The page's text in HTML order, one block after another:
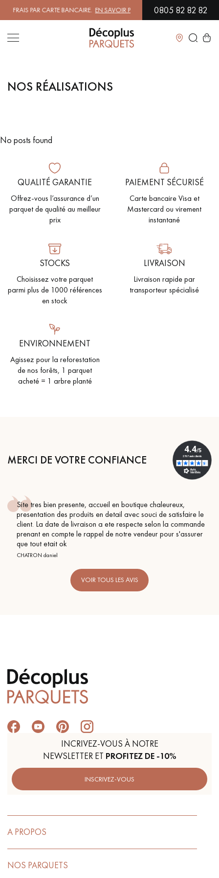
PAR CARTE BANCAIRE. EN SAVOIR PLUS | PROFITEZ DE NOS
0805 82 82 82
Fermer
LES RECHERCHES LES PLUS COURANTES
PARQUET EN BOIS EXOTIQUE PARQUET VERNIS
PARQUET HUILÉ PARQUET EN BOIS BRUT
PARQUET VIEILLI PARQUET FUMÉ
PARQUET LAMES LARGES XXL PARQUET EN CHÊNE
D'INTÉRIEUR
Nos conseillers sont disponibles au
0805 82 82 82
Un expert Décoplus Parquets vous appelle
Demandez un rendez-vous personnalisé
NOS RÉALISATIONS
No posts found
QUALITÉ GARANTIE
Offrez-vous l’assurance d’un
parquet de qualité au meilleur
prix
PAIEMENT SÉCURISÉ
Carte bancaire Visa et
Mastercard ou virement
instantané
STOCKS
Choisissez votre parquet
parmi plus de 1000 références
en stock
LIVRAISON
Livraison rapide par
transporteur spécialisé
ENVIRONNEMENT
Agissez pour la reforestation
de nos forêts, 1 parquet
acheté = 1 arbre planté
MERCI DE VOTRE CONFIANCE
Site tres bien presente, accueil en boutique chaleureux,
presentation des produits en detail avec souci de satisfaire le
client. La date de livraison a ete respecte selon la commande
prenant en compte le rappel de notre vendeur pour s'assurer
que tout etait ok
CHATRON daniel
VOIR TOUS LES AVIS
INCRIVEZ-VOUS À NOTRE
NEWSLETTER ET PROFITEZ DE -10%
INSCRIVEZ-VOUS
A PROPOS
NOS PARQUETS